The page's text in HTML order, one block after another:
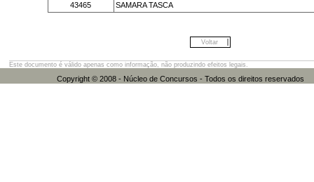
43465
SAMARA TASCA
Voltar
Este documento é válido apenas como informação, não produzindo efeitos legais.
Copyright © 2008 - Núcleo de Concursos - Todos os direitos